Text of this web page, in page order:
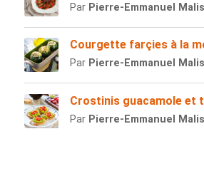
Par Pierre-Emmanuel
Courgette farçies à la
Par Pierre-Emmanuel
Crostinis guacamole et
Par Pierre-Emmanuel